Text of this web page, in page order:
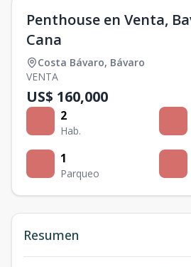
Penthouse en Venta,
Cana
Costa Bávaro, Bávaro
VENTA
US$ 160,000
2
Hab.
1
Parqueo
Resumen